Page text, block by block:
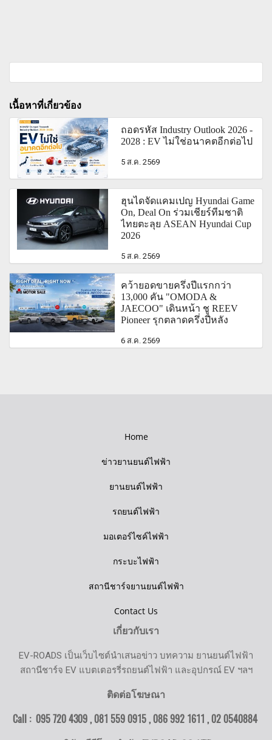
เนื้อหาที่เกี่ยวข้อง
ถอดรหัส Industry Outlook 2026 -
2028 : EV ไม่ใช่อนาคตอีกต่อไป
5 ส.ค. 2569
ฮุนไดจัดแคมเปญ Hyundai Game
On, Deal On ร่วมเชียร์ทีมชาติ
ไทยตะลุย ASEAN Hyundai Cup
2026
5 ส.ค. 2569
คว้ายอดขายครึ่งปีแรกกว่า
13,000 คัน "OMODA &
JAECOO" เดินหน้า ชู REEV
Pioneer รุกตลาดครึ่งปีหลัง
6 ส.ค. 2569
Home
ข่าวยานยนต์ไฟฟ้า
ยานยนต์ไฟฟ้า
รถยนต์ไฟฟ้า
มอเตอร์ไซค์ไฟฟ้า
กระบะไฟฟ้า
สถานีชาร์จยานยนต์ไฟฟ้า
Contact Us
เกี่ยวกับเรา
EV-ROADS เป็นเว็บไซต์นำเสนอข่าว บทความ ยานยนต์ไฟฟ้า
สถานีชาร์จ EV แบตเตอรรี่รถยนต์ไฟฟ้า และอุปกรณ์ EV ฯลฯ
ติดต่อโฆษณา
Call : 095 720 4309 , 081 559 0915 , 086 992 1611 ,02 0540884